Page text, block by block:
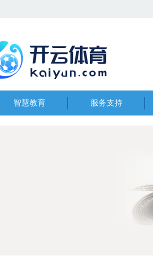
智慧教育 服务支持